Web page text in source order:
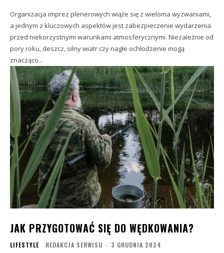
Organizacja imprez plenerowych wiąże się z wieloma wyzwaniami,
a jednym z kluczowych aspektów jest zabezpieczenie wydarzenia
przed niekorzystnymi warunkami atmosferycznymi. Niezależnie od
pory roku, deszcz, silny wiatr czy nagłe ochłodzenie mogą
znacząco...
JAK PRZYGOTOWAĆ SIĘ DO WĘDKOWANIA?
LIFESTYLE REDAKCJA SERWISU - 3 GRUDNIA 2024